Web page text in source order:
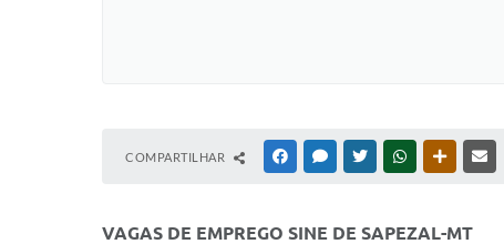
COMPARTILHAR FACEBOOKMESSENGER
TWITTERWHATSAPPOUTRAS
VAGAS DE EMPREGO SINE DE SAPEZAL-MT